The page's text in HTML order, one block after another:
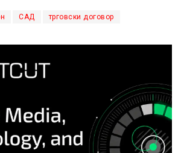
САД трговски договор